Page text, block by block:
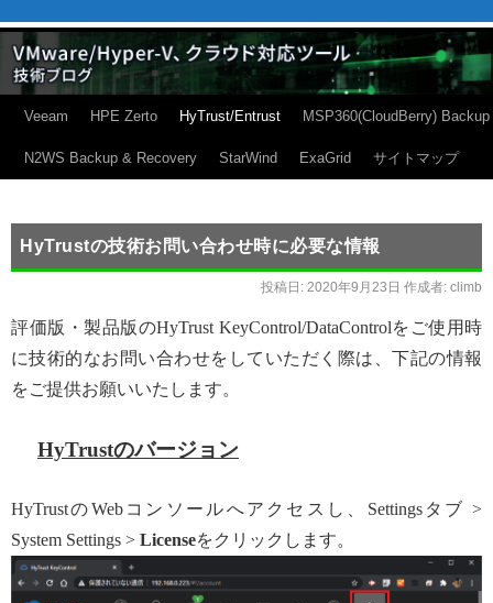
Veeam HPE Zerto HyTrust/Entrust MSP360(CloudBerry) Backup
N2WS Backup & Recovery StarWind ExaGrid サイトマップ
HyTrustの技術お問い合わせ時に必要な情報
投稿日: 2020年9月23日 作成者: climb
評価版・製品版のHyTrust KeyControl/DataControlをご使用時
に技術的なお問い合わせをしていただく際は、下記の情報
をご提供お願いいたします。
HyTrustのバージョン
HyTrustのWebコンソールへアクセスし、Settingsタブ >
System Settings > Licenseをクリックします。